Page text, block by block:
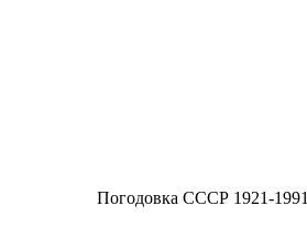
Погодовка СССР 1921-1991